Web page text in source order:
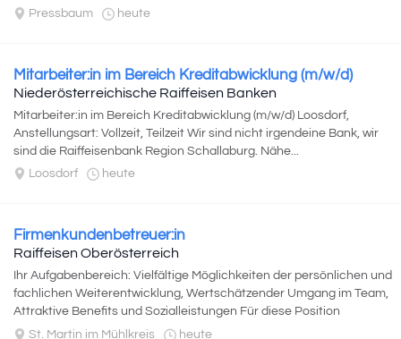
Transparenz...
Pressbaum heute
Mitarbeiter:in im Bereich Kreditabwicklung (m/w/d)
Niederösterreichische Raiffeisen Banken
Mitarbeiter:in im Bereich Kreditabwicklung (m/w/d) Loosdorf,
Anstellungsart: Vollzeit, Teilzeit Wir sind nicht irgendeine Bank, wir
sind die Raiffeisenbank Region Schallaburg. Nähe...
Loosdorf
heute
Firmenkundenbetreuer:in
Raiffeisen Oberösterreich
Ihr Aufgabenbereich: Vielfältige Möglichkeiten der persönlichen und
fachlichen Weiterentwicklung, Wertschätzender Umgang im Team,
Attraktive Benefits und Sozialleistungen Für diese Position
garantieren wir ein attraktives...
St. Martin im Mühlkreis heute